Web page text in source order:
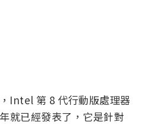
Intel 第 8 代行動版處理器
就已經發表了，它是針對